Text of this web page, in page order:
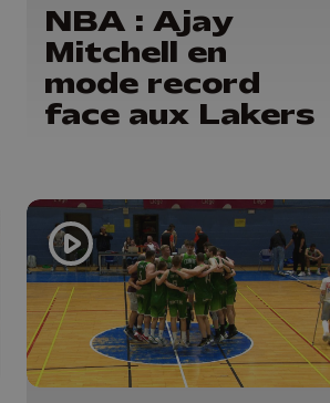
NBA : Ajay
Mitchell en
mode record
face aux Lakers